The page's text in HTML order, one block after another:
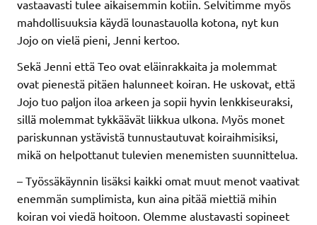
vastaavasti tulee aikaisemmin kotiin. Selvitimme myös
mahdollisuuksia käydä lounastauolla kotona, nyt kun
Jojo on vielä pieni, Jenni kertoo.
Sekä Jenni että Teo ovat eläinrakkaita ja molemmat
ovat pienestä pitäen halunneet koiran. He uskovat, että
Jojo tuo paljon iloa arkeen ja sopii hyvin lenkkiseuraksi,
sillä molemmat tykkäävät liikkua ulkona. Myös monet
pariskunnan ystävistä tunnustautuvat koiraihmisiksi,
mikä on helpottanut tulevien menemisten suunnittelua.
– Työssäkäynnin lisäksi kaikki omat muut menot vaativat
enemmän sumplimista, kun aina pitää miettiä mihin
koiran voi viedä hoitoon. Olemme alustavasti sopineet